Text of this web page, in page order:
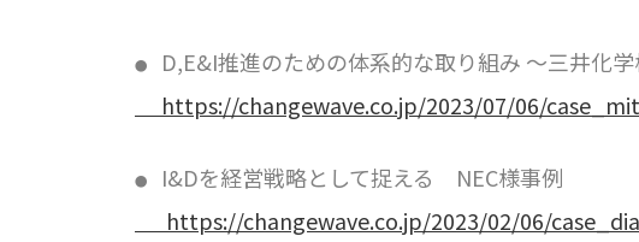
●
D,E&I推進のための体系的な取り組み 〜三井化
https://changewave.co.jp/2023/07/06/
●
I&Dを経営戦略として捉える NEC様事例
https://changewave.co.jp/2023/02/06/